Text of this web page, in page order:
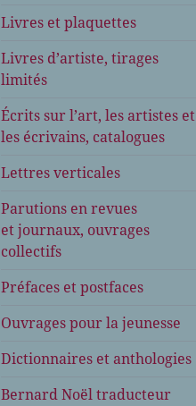
Livres et plaquettes
Livres d’artiste, tirages
limités
Écrits sur l’art, les artistes et
les écrivains, catalogues
Lettres verticales
Parutions en revues
et journaux, ouvrages
collectifs
Préfaces et postfaces
Ouvrages pour la jeunesse
Dictionnaires et anthologies
Bernard Noël traducteur